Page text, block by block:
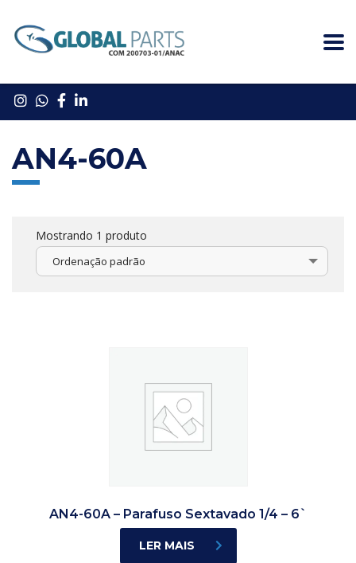
AN4-60A
Mostrando 1 produto
Ordenação padrão
AN4-60A – Parafuso Sextavado 1/4 – 6`
LER MAIS